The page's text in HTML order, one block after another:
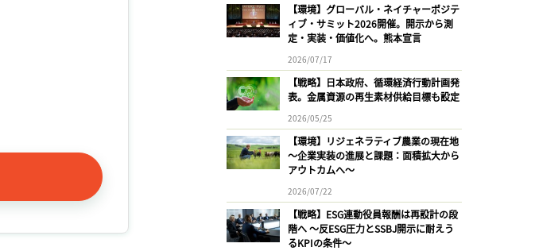
【環境】グローバル・ネイチャーポジテ
ィブ・サミット2026開催。開示から測
定・実装・価値化へ。熊本宣言
2026/07/17
【戦略】日本政府、循環経済行動計画発
表。金属資源の再生素材供給目標も設定
2026/05/25
【環境】リジェネラティブ農業の現在地
〜企業実装の進展と課題：面積拡大から
アウトカムへ〜
2026/07/22
【戦略】ESG連動役員報酬は再設計の段
階へ 〜反ESG圧力とSSBJ開示に耐えう
るKPIの条件〜